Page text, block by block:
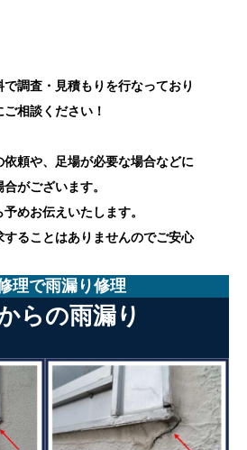
調査・見積もりを行なっており
相談ください！
頼や、足場が必要な場合などに
がございます。
めお伝えいたします。
することはありませんのでご安心
理で雨漏り修理
らの雨漏り